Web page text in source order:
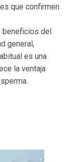
que confirmen
beneficios del
general,
es una
la ventaja